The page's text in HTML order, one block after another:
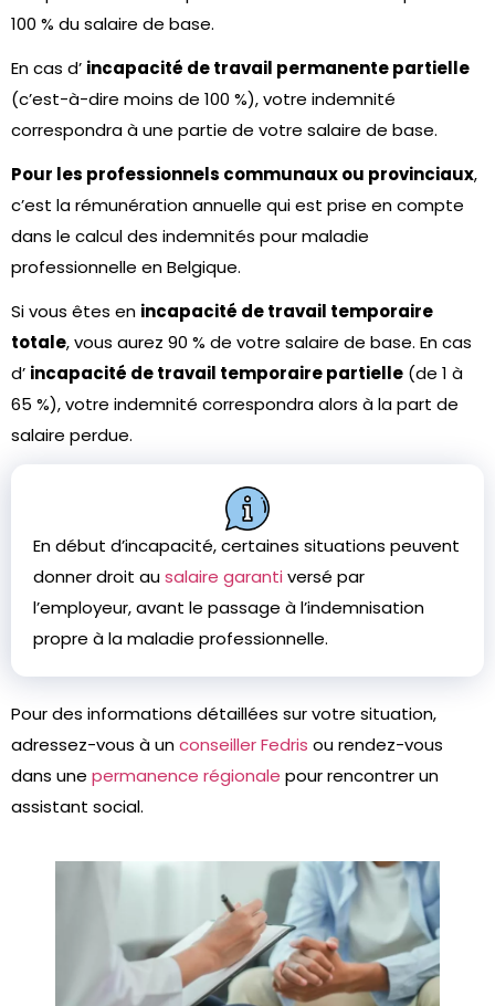
100 % du salaire de base.
En cas d’ incapacité de travail permanente partielle
(c’est-à-dire moins de 100 %), votre indemnité
correspondra à une partie de votre salaire de base.
Pour les professionnels communaux ou provinciaux,
c’est la rémunération annuelle qui est prise en compte
dans le calcul des indemnités pour maladie
professionnelle en Belgique.
Si vous êtes en incapacité de travail temporaire
totale, vous aurez 90 % de votre salaire de base. En cas
d’ incapacité de travail temporaire partielle (de 1 à
65 %), votre indemnité correspondra alors à la part de
salaire perdue.
En début d’incapacité, certaines situations peuvent
donner droit ausalaire garanti versé par
l’employeur, avant le passage à l’indemnisation
propre à la maladie professionnelle.
Pour des informations détaillées sur votre situation,
adressez-vous à unconseiller Fedris ou rendez-vous
dans une permanence régionale pour rencontrer un
assistant social.